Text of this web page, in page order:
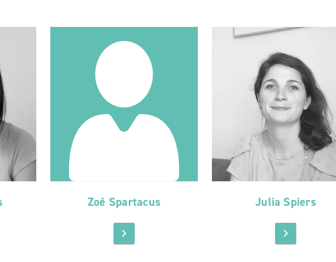
Zoé Spartacus
chevron_right
Julia Spiers
chevron_right